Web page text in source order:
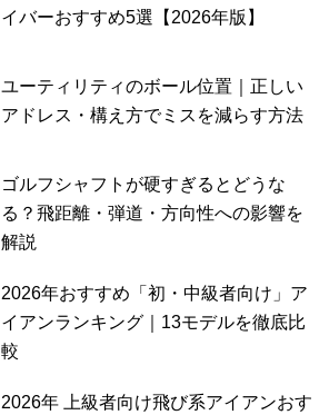
イバーおすすめ5選【2026年版】
ユーティリティのボール位置｜正しい
アドレス・構え方でミスを減らす方法
ゴルフシャフトが硬すぎるとどうな
る？飛距離・弾道・方向性への影響を
解説
2026年おすすめ「初・中級者向け」ア
イアンランキング｜13モデルを徹底比
較
2026年 上級者向け飛び系アイアンおす